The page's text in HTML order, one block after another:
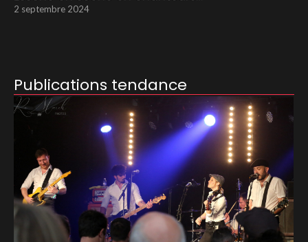
2 septembre 2024
Publications tendance